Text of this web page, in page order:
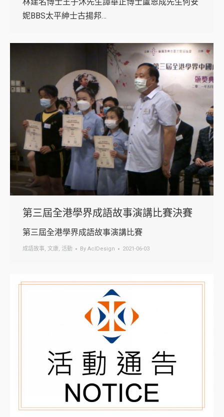
妮BBS太平紳士古揚邦…
第三屆全港學界成語故事演講比賽決賽
第三屆全港學界成語故事演講比賽
成語故事, 文康, 活動 By AclDesign 2021-06-03